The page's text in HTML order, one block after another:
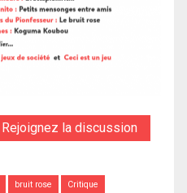
Rejoignez la discussion
bruit rose Critique